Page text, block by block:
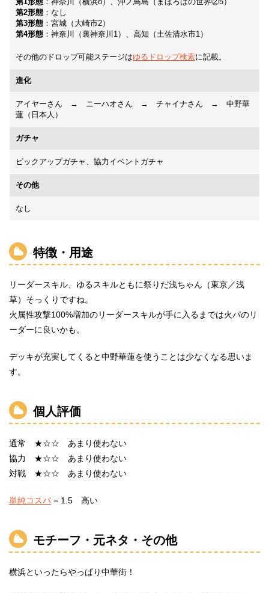
第2形態 ： なし
第3形態 ： 宮城（大崎市2）
第4形態 ： 神奈川（裏神奈川1）、高知（土佐清水市1）
その他のドロップ可能ステージはゆるドロップ検索に記載。
進化
アイヤーさん → ニーハオさん → チャイナさん → 中野華
蓮（日本人）
ガチャ
ピックアップガチャ、協力イベントガチャ
その他
なし
特徴・用途
リーダースキル、ゆるスキルともに祭りだ浅ちゃん（東京／浅
草）そっくりですね。
火属性攻撃100%増加のリーダースキルが手に入るまでは火パのリ
ーダーに良いかも。
デッキが充実してくると中野華蓮を使うことは少なくなる思いま
す。
個人評価
通常 ★☆☆ あまり使わない
協力 ★☆☆ あまり使わない
対戦 ★☆☆ あまり使わない
単純コスパ = 1.5 高い
モチーフ・元ネタ・その他
横浜といったらやっぱり中華街！